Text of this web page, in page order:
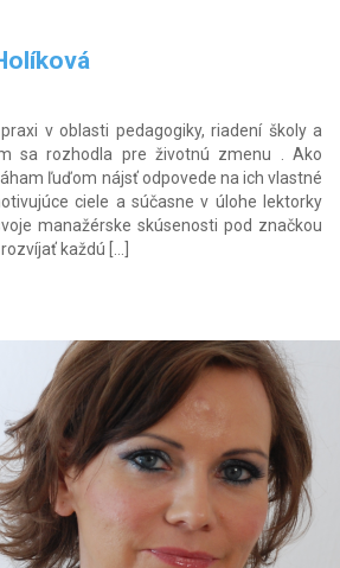
v oblasti pedagogiky, riadení školy a
sa rozhodla pre životnú zmenu . Ako
ľuďom nájsť odpovede na ich vlastné
ciele a súčasne v úlohe lektorky
manažérske skúsenosti pod značkou
každú […]